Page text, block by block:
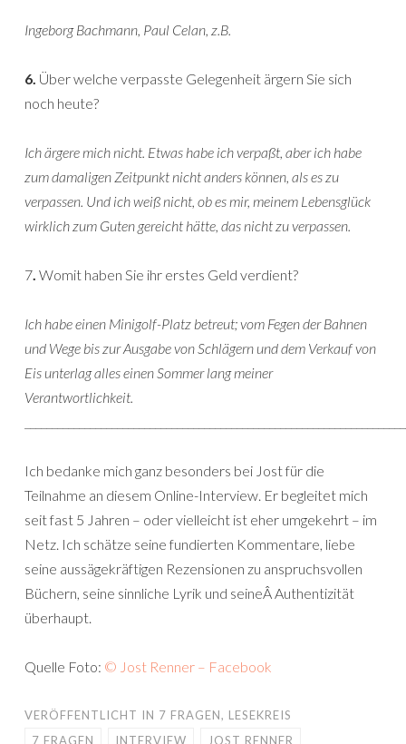
Ingeborg Bachmann, Paul Celan, z.B.
6. Über welche verpasste Gelegenheit ärgern Sie sich
noch heute?
Ich ärgere mich nicht. Etwas habe ich verpaßt, aber ich habe
zum damaligen Zeitpunkt nicht anders können, als es zu
verpassen. Und ich weiß nicht, ob es mir, meinem Lebensglück
wirklich zum Guten gereicht hätte, das nicht zu verpassen.
7. Womit haben Sie ihr erstes Geld verdient?
Ich habe einen Minigolf-Platz betreut; vom Fegen der Bahnen
und Wege bis zur Ausgabe von Schlägern und dem Verkauf von
Eis unterlag alles einen Sommer lang meiner
Verantwortlichkeit.
Ich bedanke mich ganz besonders bei Jost für die
Teilnahme an diesem Online-Interview. Er begleitet mich
seit fast 5 Jahren – oder vielleicht ist eher umgekehrt – im
Netz. Ich schätze seine fundierten Kommentare, liebe
seine aussägekräftigen Rezensionen zu anspruchsvollen
Büchern, seine sinnliche Lyrik und seineÂ Authentizität
überhaupt.
Quelle Foto: © Jost Renner – Facebook
VERÖFFENTLICHT IN 7 FRAGEN, LESEKREIS
7 FRAGEN
INTERVIEW JOST RENNER